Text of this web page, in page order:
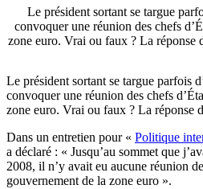
Le président sortant se targue
convoquer une réunion des chefs
zone euro. Vrai ou faux ? La réponse
Le président sortant se targue parfois
convoquer une réunion des chefs
zone euro. Vrai ou faux ? La réponse
Dans un entretien pour « Politique
a déclaré : « Jusqu’au sommet que
2008, il n’y avait eu aucune réunion
gouvernement de la zone euro ».